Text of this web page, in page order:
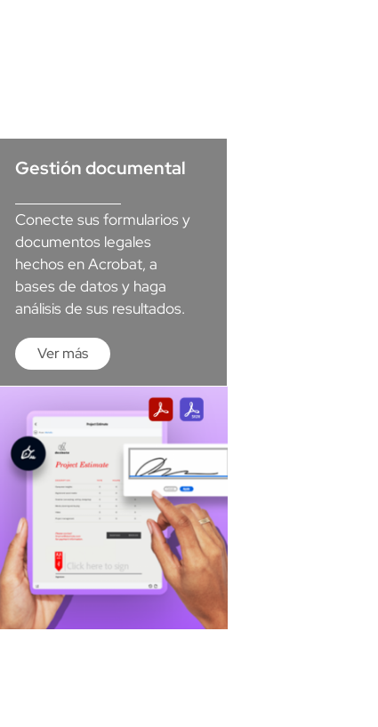
Gestión documental
Conecte sus formularios y
documentos legales
hechos en Acrobat, a
bases de datos y haga
análisis de sus resultados.
Ver más